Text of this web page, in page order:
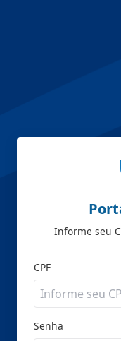
Informe seu
CPF
Senha